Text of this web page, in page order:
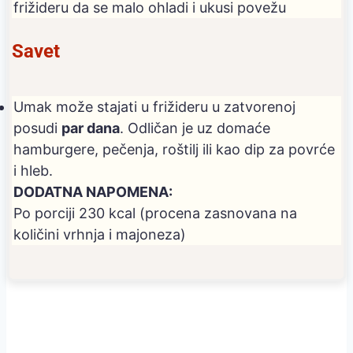
frižideru da se malo ohladi i ukusi povežu
Savet
Umak može stajati u frižideru u zatvorenoj
posudi par dana. Odličan je uz domaće
hamburgere, pečenja, roštilj ili kao dip za povrće
i hleb.
DODATNA NAPOMENA:
Po porciji 230 kcal (procena zasnovana na
količini vrhnja i majoneza)